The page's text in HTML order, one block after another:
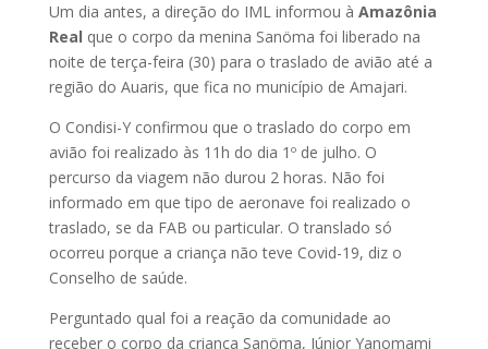
Um dia antes, a direção do IML informou à Amazônia
Real que o corpo da menina Sanöma foi liberado na
noite de terça-feira (30) para o traslado de avião até a
região do Auaris, que fica no município de Amajari.
O Condisi-Y confirmou que o traslado do corpo em
avião foi realizado às 11h do dia 1º de julho. O
percurso da viagem não durou 2 horas. Não foi
informado em que tipo de aeronave foi realizado o
traslado, se da FAB ou particular. O translado só
ocorreu porque a criança não teve Covid-19, diz o
Conselho de saúde.
Perguntado qual foi a reação da comunidade ao
receber o corpo da criança Sanöma, Júnior Yanomami